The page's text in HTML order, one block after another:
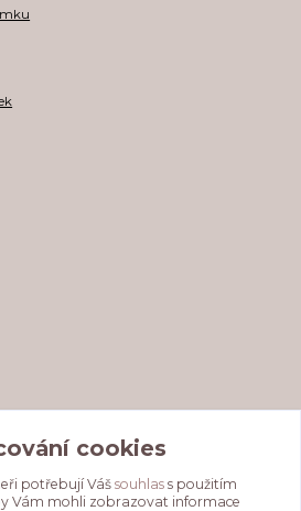
cookies
potřebují Váš souhlass použitím
Vám mohli zobrazovat informace